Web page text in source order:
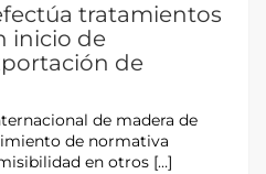
tratamientos
inicio de
de
de madera de
de normativa
en otros […]